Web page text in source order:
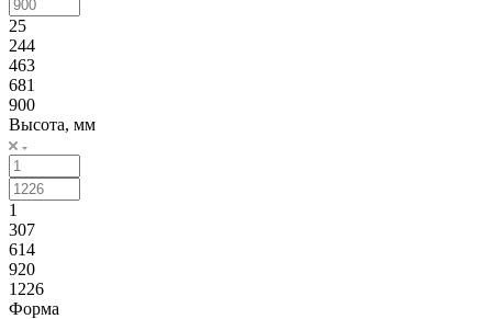
25
244
463
681
900
Высота, мм
1
307
614
920
1226
Форма